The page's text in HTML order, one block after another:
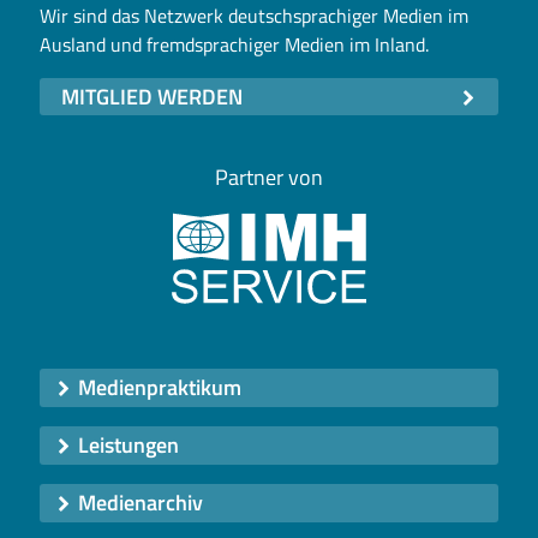
Wir sind das Netzwerk deutschsprachiger Medien im
Ausland und fremdsprachiger Medien im Inland.
MITGLIED WERDEN
Partner von
Medienpraktikum
Leistungen
Medienarchiv